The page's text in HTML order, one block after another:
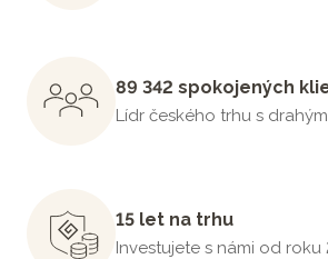
89 342 spokojených
Lídr českého trhu s
15 let na trhu
Investujete s námi od roku